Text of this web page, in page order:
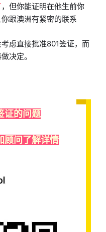
，但你能证明在他生前你
跟澳洲有紧密的联系
虑直接批准801签证，而
决定。
证的问题
顾问了解详情